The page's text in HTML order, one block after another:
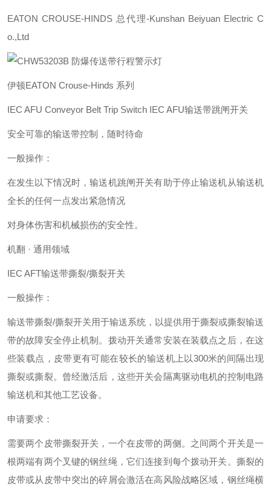
EATON CROUSE-HINDS 总代理-Kunshan Beiyuan Electric C
o.,Ltd
伊顿EATON Crouse-Hinds 系列
IEC AFU Conveyor Belt Trip Switch IEC AFU输送带跳闸开关
安全可靠的输送带控制，随时待命
一般操作：
在发生以下情况时，输送机跳闸开关有助于停止输送机从输送机
全长的任何一点发出紧急情况
对身体伤害和机械损伤的安全性。
机翻 · 通用领域
IEC AFT输送带撕裂/撕裂开关
一般操作：
输送带撕裂/撕裂开关用于输送系统，以提供用于撕裂或撕裂输送
带的故障安全停止机制。拨动开关通常安装在装载点之后，在这
些装载点，皮带更有可能在较长的输送机上以300米的间隔出现
撕裂或撕裂。曾经激活后，这些开关会隔离驱动电机的控制电路
输送机和其他工艺设备。
申请要求：
需要两个皮带撕裂开关，一个在皮带的两侧。之间两个开关是一
根两端有两个叉键的钢丝绳，它们连接到每个拨动开关。撕裂的
皮带或从皮带中突出的碎屑会激活在高风险战略区域，钢丝绳横